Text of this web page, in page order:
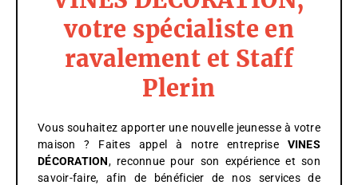
votre spécialiste en
ravalement et Staff
Plerin
Vous souhaitez apporter une nouvelle jeunesse à votre
maison ? Faites appel à notre entreprise VINES
DÉCORATION, reconnue pour son expérience et son
savoir-faire, afin de bénéficier de nos services de